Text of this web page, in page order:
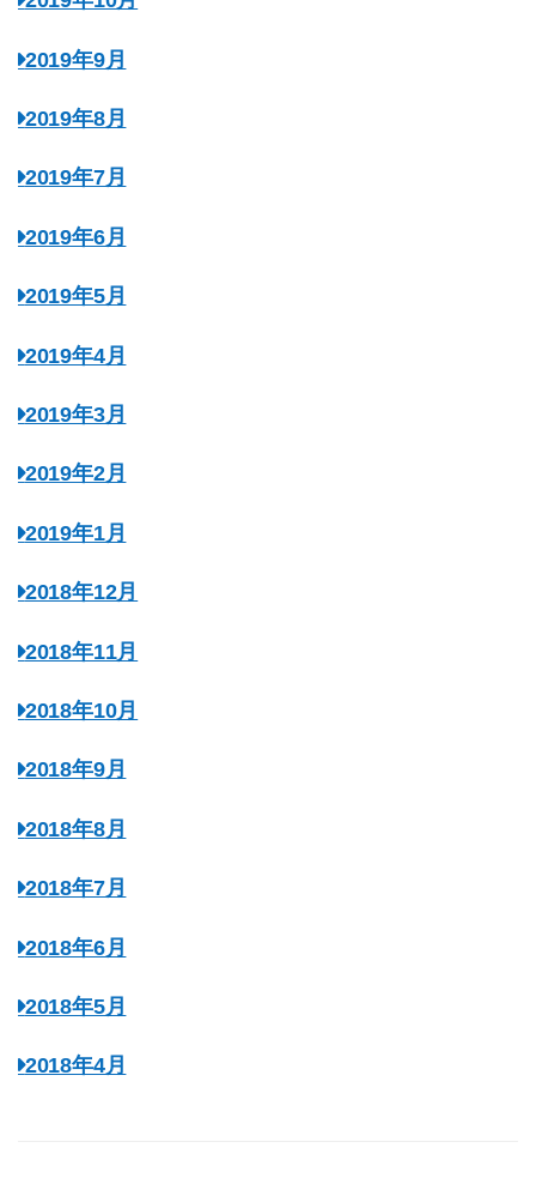
2019年9月
2019年8月
2019年7月
2019年6月
2019年5月
2019年4月
2019年3月
2019年2月
2019年1月
2018年12月
2018年11月
2018年10月
2018年9月
2018年8月
2018年7月
2018年6月
2018年5月
2018年4月